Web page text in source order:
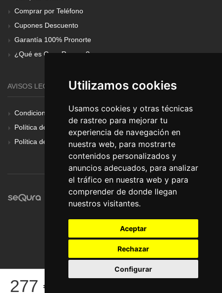
Utilizamos cookies
Usamos cookies y otras técnicas
de rastreo para mejorar tu
experiencia de navegación en
nuestra web, para mostrarte
contenidos personalizados y
anuncios adecuados, para analizar
el tráfico en nuestra web y para
comprender de donde llegan
nuestros visitantes.
Aceptar
Rechazar
Configurar
277 €
Comprar por Teléfono
Cupones Descuento
Garantía 100% Pronorte
¿Qué es Gear Renove?
AVISOS LEGALES
Condiciones Generales
Política de Cookies
Política de Privacidad
© Pronorte Sonido SL. Todos los derechos reservados.